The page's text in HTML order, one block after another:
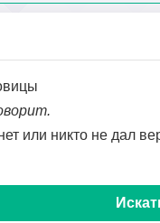
или никто не дал